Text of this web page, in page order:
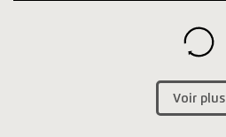
Voir plus